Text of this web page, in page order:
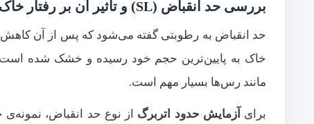
بررسی حد انقباض (SL) و تأثیر آن بر رفتار خاک
حد انقباض به رطوبتی گفته می‌شود که پس از آن
خاک به پایین‌ترین حجم خود رسیده و خشک شده
مانند رس‌ها بسیار مهم است.
برای آزمایش حدود اتربرگ از نوع حد انقباض،